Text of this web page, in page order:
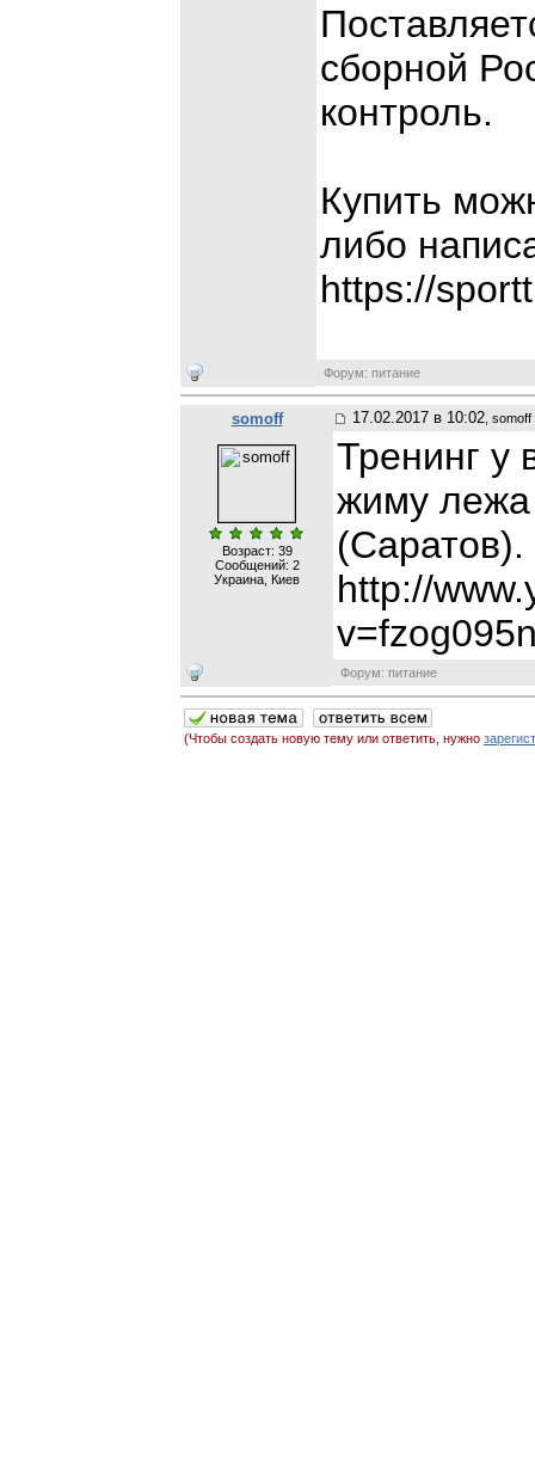
сборной
контроль.
Купить
либо
https://
Форум: питание
somoff 17.02.2017 в 10:02 , somoff
Возраст: 39
Сообщений: 2
Украина, Киев
Тренинг у
жиму
(Саратов).
http://
Форум: питание
(Чтобы создать новую тему или ответить, нужно